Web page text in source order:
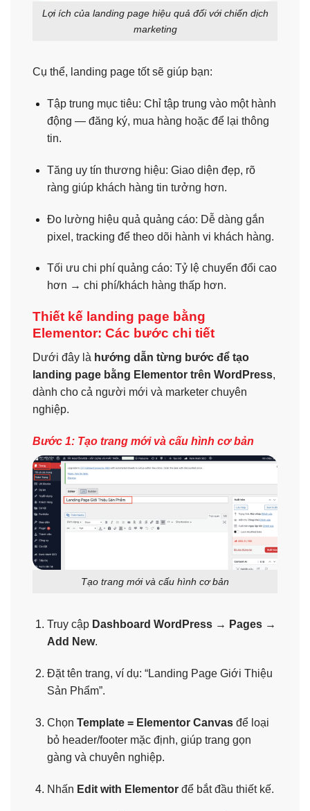
Lợi ích của landing page hiệu quả đối với chiến dịch
marketing
Cụ thể, landing page tốt sẽ giúp bạn:
Tập trung mục tiêu: Chỉ tập trung vào một hành
động — đăng ký, mua hàng hoặc để lại thông
tin.
Tăng uy tín thương hiệu: Giao diện đẹp, rõ
ràng giúp khách hàng tin tưởng hơn.
Đo lường hiệu quả quảng cáo: Dễ dàng gắn
pixel, tracking để theo dõi hành vi khách hàng.
Tối ưu chi phí quảng cáo: Tỷ lệ chuyển đổi cao
hơn → chi phí/khách hàng thấp hơn.
Thiết kế landing page bằng
Elementor: Các bước chi tiết
Dưới đây là hướng dẫn từng bước để tạo
landing page bằng Elementor trên WordPress,
dành cho cả người mới và marketer chuyên
nghiệp.
Bước 1: Tạo trang mới và cấu hình cơ bản
Tạo trang mới và cấu hình cơ bản
Truy cập Dashboard WordPress → Pages →
Add New.
Đặt tên trang, ví dụ: “Landing Page Giới Thiệu
Sản Phẩm”.
Chọn Template = Elementor Canvasđể loại
bỏ header/footer mặc định, giúp trang gọn
gàng và chuyên nghiệp.
Nhấn Edit with Elementorđể bắt đầu thiết kế.